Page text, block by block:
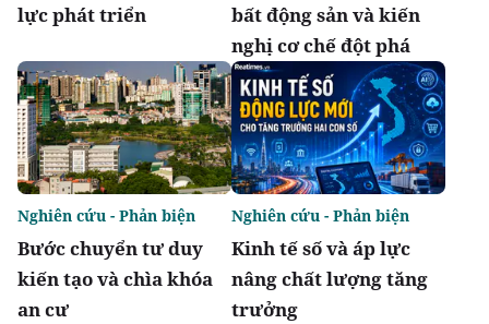
lực phát triển
bất động sản và kiến
nghị cơ chế đột phá
Bước chuyển tư duy
kiến tạo và chìa khóa
an cư
Nghiên cứu - Phản biện
Kinh tế số và áp lực
nâng chất lượng tăng
trưởng
Nghiên cứu - Phản biện